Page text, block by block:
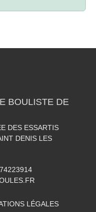
BOULISTE DE
DES ESSARTIS
DENIS LES
LÉGALES